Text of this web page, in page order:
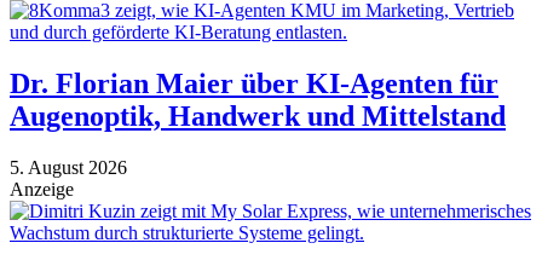
Dr. Florian Maier über KI-Agenten für
Augenoptik, Handwerk und Mittelstand
5. August 2026
Anzeige